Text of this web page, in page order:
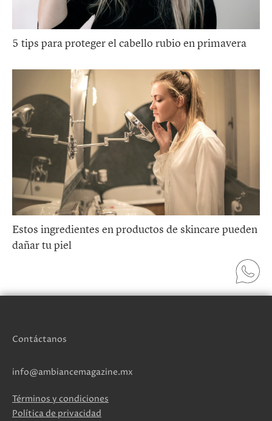
5 tips para proteger el cabello rubio en primavera
Estos ingredientes en productos de skincare pueden
dañar tu piel
Contáctanos
info@ambiancemagazine.mx
Términos y condiciones
Política de privacidad